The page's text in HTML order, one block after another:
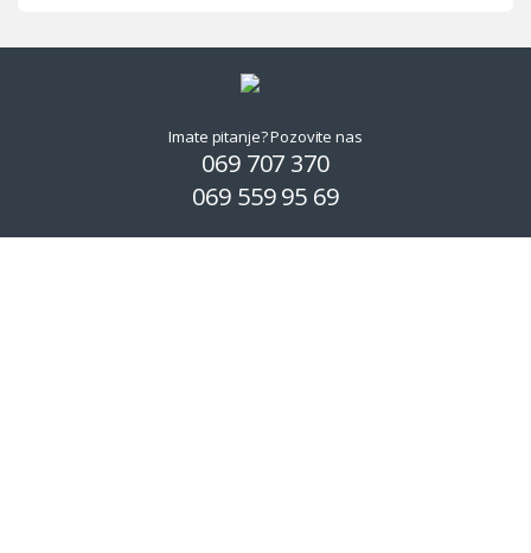
Imate pitanje? Pozovite nas
069 707 370
069 559 95 69